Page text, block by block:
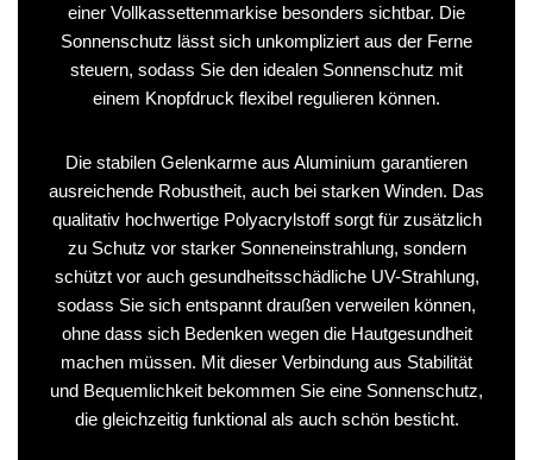
einer Vollkassettenmarkise besonders sichtbar. Die
Sonnenschutz lässt sich unkompliziert aus der Ferne
steuern, sodass Sie den idealen Sonnenschutz mit
einem Knopfdruck flexibel regulieren können.
Die stabilen Gelenkarme aus Aluminium garantieren
ausreichende Robustheit, auch bei starken Winden. Das
qualitativ hochwertige Polyacrylstoff sorgt für zusätzlich
zu Schutz vor starker Sonneneinstrahlung, sondern
schützt vor auch gesundheitsschädliche UV-Strahlung,
sodass Sie sich entspannt draußen verweilen können,
ohne dass sich Bedenken wegen die Hautgesundheit
machen müssen. Mit dieser Verbindung aus Stabilität
und Bequemlichkeit bekommen Sie eine Sonnenschutz,
die gleichzeitig funktional als auch schön besticht.